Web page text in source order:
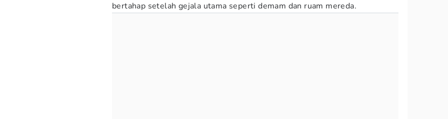
bertahap setelah gejala utama seperti demam dan ruam mereda.